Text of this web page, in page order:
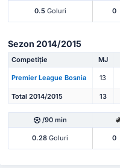
0.5Goluri 0
Sezon 2014/2015
Competiție MJ
Premier League Bosnia 13
Total 2014/2015 13
/90 min
0.28 Goluri 0